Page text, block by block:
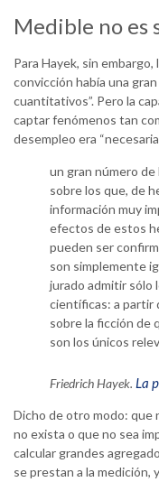
Medible no
Para Hayek, sin
convicción había una
cuantitativos”. Pero la
captar fenómenos tan
desempleo era
un gran número
sobre los que, de
información muy
efectos de estos
pueden ser
son simplemente
jurado admitir sólo
científicas: a partir
sobre la ficción de
son los únicos
Friedrich Hayek. La
Dicho de otro modo: que
no exista o que no sea
calcular grandes
se prestan a la medición,